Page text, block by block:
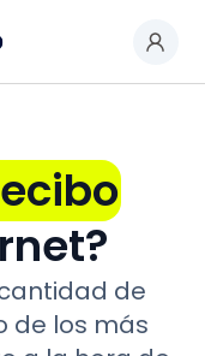
de
de los más